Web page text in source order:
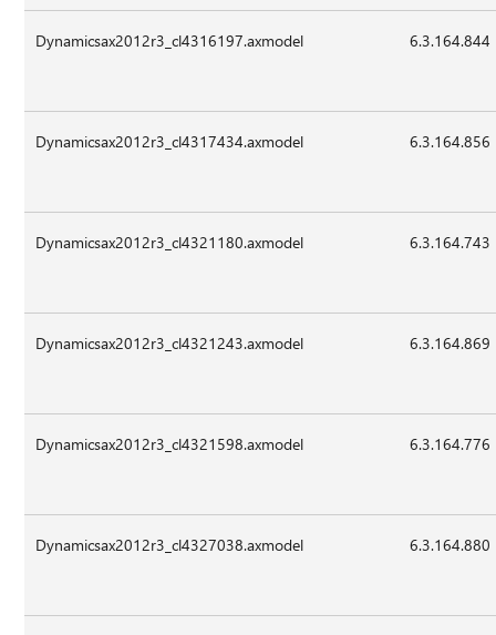
Dynamicsax2012r3_cl4316197.axmodel 6.3.164.844
Dynamicsax2012r3_cl4317434.axmodel 6.3.164.856
Dynamicsax2012r3_cl4321180.axmodel 6.3.164.743
Dynamicsax2012r3_cl4321243.axmodel 6.3.164.869
Dynamicsax2012r3_cl4321598.axmodel 6.3.164.776
Dynamicsax2012r3_cl4327038.axmodel 6.3.164.880